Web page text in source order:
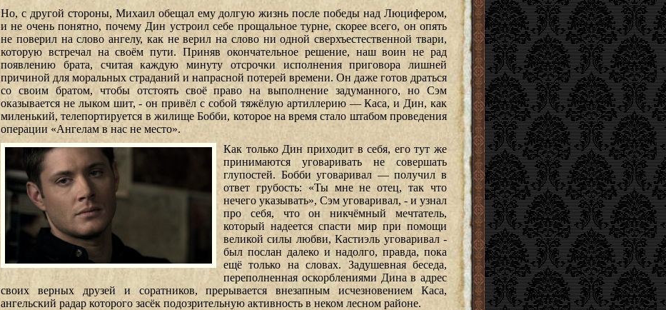
Но, с другой стороны, Михаил обещал ему долгую жизнь после победы над Люцифером,
и не очень понятно, почему Дин устроил себе прощальное турне, скорее всего, он опять
не поверил на слово ангелу, как не верил на слово ни одной сверхъестественной твари,
которую встречал на своём пути. Приняв окончательное решение, наш воин не рад
появлению брата, считая каждую минуту отсрочки исполнения приговора лишней
причиной для моральных страданий и напрасной потерей времени. Он даже готов драться
со своим братом, чтобы отстоять своё право на выполнение задуманного, но Сэм
оказывается не лыком шит, - он привёл с собой тяжёлую артиллерию — Каса, и Дин, как
миленький, телепортируется в жилище Бобби, которое на время стало штабом проведения
операции «Ангелам в нас не место».
Как только Дин приходит в себя, его тут же
принимаются уговаривать не совершать
глупостей. Бобби уговаривал — получил в
ответ грубость: «Ты мне не отец, так что
нечего указывать», Сэм уговаривал, - и узнал
про себя, что он никчёмный мечтатель,
который надеется спасти мир при помощи
великой силы любви, Кастиэль уговаривал -
был послан далеко и надолго, правда, пока
ещё только на словах. Задушевная беседа,
переполненная оскорблениями Дина в адрес
своих верных друзей и соратников, прерывается внезапным исчезновением Каса,
ангельский радар которого засёк подозрительную активность в неком лесном районе.